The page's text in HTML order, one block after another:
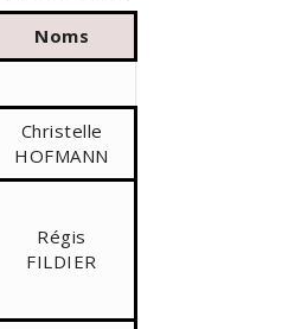
Noms
Christelle
HOFMANN
Régis
FILDIER